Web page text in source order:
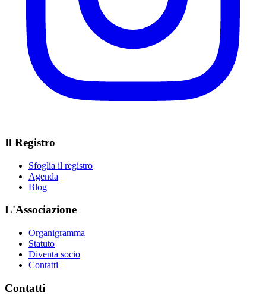
Il Registro
Sfoglia il registro
Agenda
Blog
L'Associazione
Organigramma
Statuto
Diventa socio
Contatti
Contatti